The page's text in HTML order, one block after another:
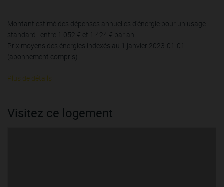
Montant estimé des dépenses annuelles d'énergie pour un usage
standard : entre 1 052 € et 1 424 € par an.
Prix moyens des énergies indexés au 1 janvier 2023-01-01
(abonnement compris).
Plus de détails
Visitez ce logement